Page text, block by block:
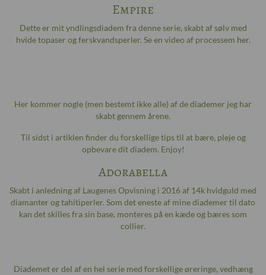
Empire
Dette er mit yndlingsdiadem fra denne serie, skabt af sølv med
hvide topaser og ferskvandsperler. Se en video af processem her.
Her kommer nogle (men bestemt ikke alle) af de diademer jeg har
skabt gennem årene.
Til sidst i artiklen finder du forskellige tips til at bære, pleje og
opbevare dit diadem. Enjoy!
Adorabella
Skabt i anledning af Laugenes Opvisning i 2016 af 14k hvidguld med
diamanter og tahitiperler. Som det eneste af mine diademer til dato
kan det skilles fra sin base, monteres på en kæde og bæres som
collier.
Diademet er del af en hel serie med forskellige øreringe, vedhæng